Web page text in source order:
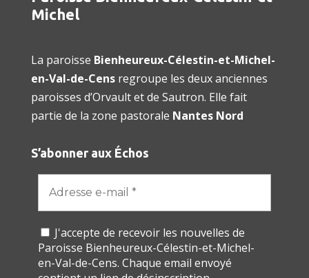
Michel
La paroisse Bienheureux-Célestin-et-Michel-
en-Val-de-Censregroupe les deux anciennes
paroisses d’Orvault et de Sautron. Elle fait
partie de la zone pastorale Nantes Nord
S’abonner aux Échos
J'accepte de recevoir les nouvelles de
Paroisse Bienheureux-Célestin-et-Michel-
en-Val-de-Cens. Chaque email envoyé